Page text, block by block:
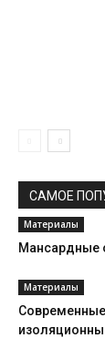
САМОЕ
Материалы
Мансардные
Материалы
Современные